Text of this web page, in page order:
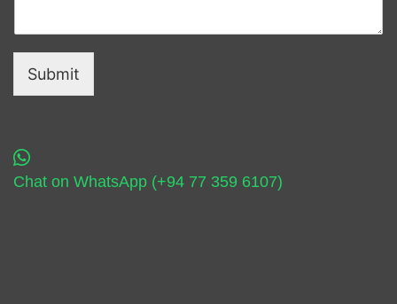
Submit
Chat on WhatsApp (+94 77 359 6107)